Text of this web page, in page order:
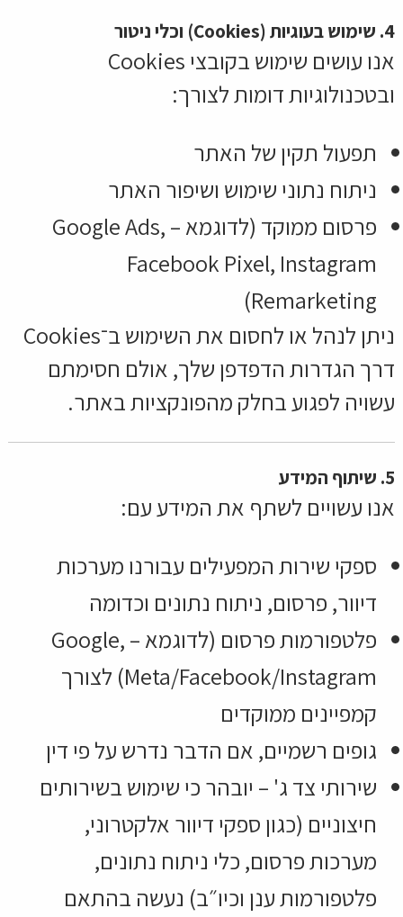
4. שימוש בעוגיות (Cookies) וכלי ניטור
אנו עושים שימוש בקובצי Cookies
ובטכנולוגיות דומות לצורך:
תפעול תקין של האתר
ניתוח נתוני שימוש ושיפור האתר
פרסום ממוקד (לדוגמא – Google Ads,
Facebook Pixel, Instagram
Remarketing)
ניתן לנהל או לחסום את השימוש ב־Cookies
דרך הגדרות הדפדפן שלך, אולם חסימתם
עשויה לפגוע בחלק מהפונקציות באתר.
5. שיתוף המידע
אנו עשויים לשתף את המידע עם:
ספקי שירות המפעילים עבורנו מערכות
דיוור, פרסום, ניתוח נתונים וכדומה
פלטפורמות פרסום (לדוגמא – Google,
Meta/Facebook/Instagram) לצורך
קמפיינים ממוקדים
גופים רשמיים, אם הדבר נדרש על פי דין
שירותי צד ג' – יובהר כי שימוש בשירותים
חיצוניים (כגון ספקי דיוור אלקטרוני,
מערכות פרסום, כלי ניתוח נתונים,
פלטפורמות ענן וכיו״ב) נעשה בהתאם